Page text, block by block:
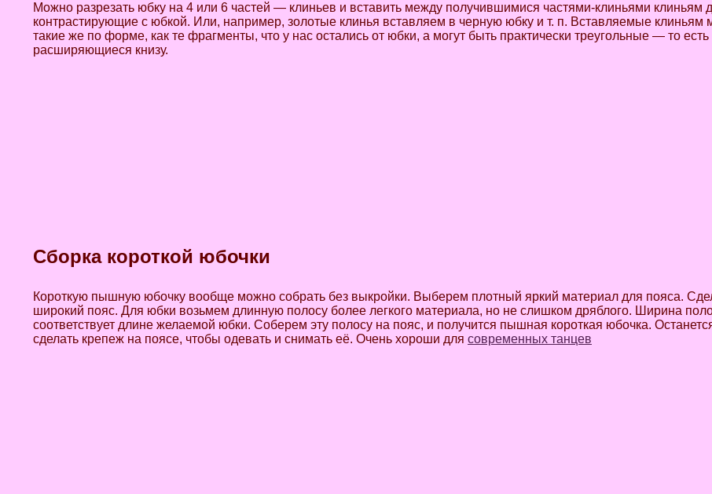
Можно разрезать юбку на 4 или 6 частей — клиньев и вставить между получившимися частями-клиньями клиньям
контрастирующие с юбкой. Или, например, золотые клинья вставляем в черную юбку и т. п. Вставляемые клиньям
такие же по форме, как те фрагменты, что у нас остались от юбки, а могут быть практически треугольные — то есть
расширяющиеся книзу.
Сборка короткой юбочки
Короткую пышную юбочку вообще можно собрать без выкройки. Выберем плотный яркий материал для пояса.
широкий пояс. Для юбки возьмем длинную полосу более легкого материала, но не слишком дряблого. Ширина
соответствует длине желаемой юбки. Соберем эту полосу на пояс, и получится пышная короткая юбочка.
сделать крепеж на поясе, чтобы одевать и снимать её. Очень хороши для современных танцев